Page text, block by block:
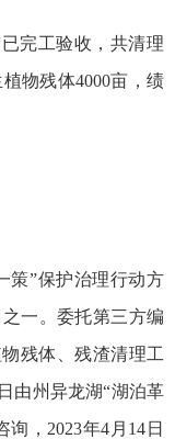
完工验收，共清理
物残体4000亩，绩
策”保护治理行动方
一。委托第三方编
残体、残渣清理工
由州异龙湖“湖泊革
，2023年4月14日